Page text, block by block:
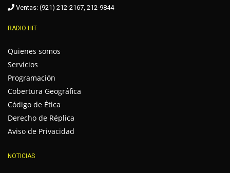
Ventas: (921) 212-2167, 212-9844
RADIO HIT
Quienes somos
Servicios
Programación
Cobertura Geográfica
Código de Ética
Derecho de Réplica
Aviso de Privacidad
NOTICIAS